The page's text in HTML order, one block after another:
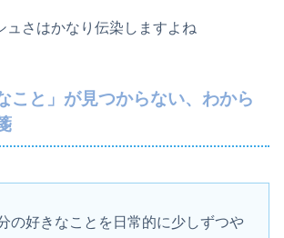
ュさはかなり伝染しますよね
こと」が見つからない、わから
の好きなことを日常的に少しずつや